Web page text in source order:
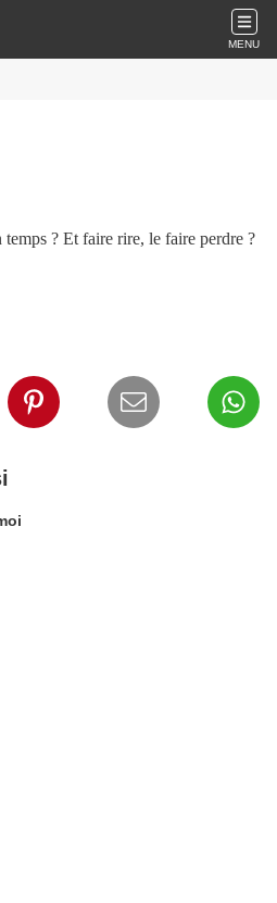
MENU
temps ? Et faire rire, le faire perdre ?